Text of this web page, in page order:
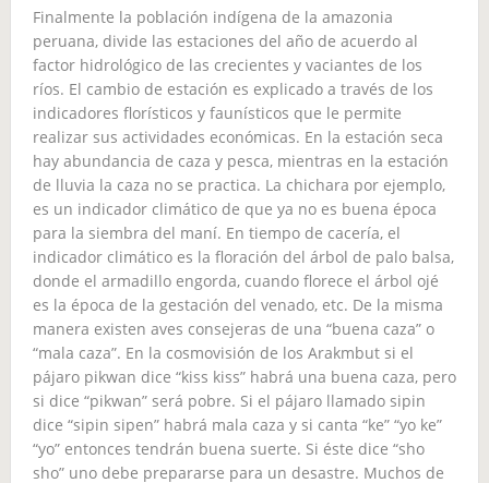
Finalmente la población indígena de la amazonia
peruana, divide las estaciones del año de acuerdo al
factor hidrológico de las crecientes y vaciantes de los
ríos. El cambio de estación es explicado a través de los
indicadores florísticos y faunísticos que le permite
realizar sus actividades económicas. En la estación seca
hay abundancia de caza y pesca, mientras en la estación
de lluvia la caza no se practica. La chichara por ejemplo,
es un indicador climático de que ya no es buena época
para la siembra del maní. En tiempo de cacería, el
indicador climático es la floración del árbol de palo balsa,
donde el armadillo engorda, cuando florece el árbol ojé
es la época de la gestación del venado, etc. De la misma
manera existen aves consejeras de una “buena caza” o
“mala caza”. En la cosmovisión de los Arakmbut si el
pájaro pikwan dice “kiss kiss” habrá una buena caza, pero
si dice “pikwan” será pobre. Si el pájaro llamado sipin
dice “sipin sipen” habrá mala caza y si canta “ke” “yo ke”
“yo” entonces tendrán buena suerte. Si éste dice “sho
sho” uno debe prepararse para un desastre. Muchos de